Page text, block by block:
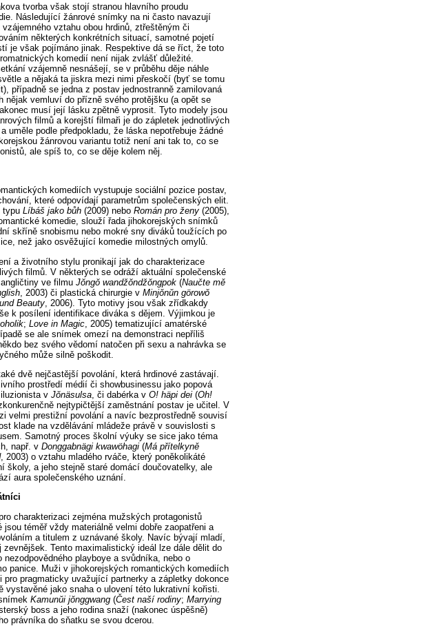
tvorba však stojí stranou hlavního proudu
Následující žánrové snímky na ni často navazují
vztahu obou hrdinů, ztřeštěným či
některých konkrétních situací, samotné pojetí
je však pojímáno jinak. Respektive dá se říct, že toto
komedií není nijak zvlášť důležité.
vzájemně nesnášejí, se v průběhu děje náhle
a nějaká ta jiskra mezi nimi přeskočí (byť se tomu
případně se jedna z postav jednostranně zamilovaná
nějak vemluví do přízně svého protějšku (a opět se
musí její lásku zpětně vyprosit. Tyto modely jsou
filmů a korejští filmaři je do zápletek jednotlivých
uměle podle předpokladu, že láska nepotřebuje žádné
žánrovou variantu totiž není ani tak to, co se
ale spíš to, co se děje kolem něj.
komediích vystupuje sociální pozice postav,
které odpovídají parametrům společenských elit.
typu Líbáš jako bůh (2009) nebo Román pro ženy (2005),
komedie, slouží řada jihokorejských snímků
skříně snobismu nebo mokré sny diváků toužících po
než jako osvěžující komedie milostných omylů.
a životního stylu pronikají jak do charakterizace
filmů. V některých se odráží aktuální společenské
ve filmu Jŏngŏ wandžŏndžŏngpok (Naučte mě
, 2003) či plastická chirurgie v Minjŏnŭn görowŏ
Beauty , 2006). Tyto motivy jsou však zřídkakdy
k posílení identifikace diváka s dějem. Výjimkou je
; Love in Magic , 2005) tematizující amatérské
se ale snímek omezí na demonstraci nepříliš
bez svého vědomí natočen při sexu a nahrávka se
může silně poškodit.
dvě nejčastější povolání, která hrdinové zastávají.
prostředí médií či showbusinessu jako popová
, iluzionista v Jŏnäsulsa , či dabérka v O! häpi dei (Oh!
nejtypičtější zaměstnání postav je učitel. V
velmi prestižní povolání a navíc bezprostředně souvisí
klade na vzdělávání mládeže právě v souvislosti s
Samotný proces školní výuky se sice jako téma
např. v Donggabnägi kwawöhagi (Má přítelkyně
, 2003) o vztahu mladého rváče, který poněkolikáté
školy, a jeho stejně staré domácí doučovatelky, ale
aura společenského uznání.
charakterizaci zejména mužských protagonistů
téměř vždy materiálně velmi dobře zaopatřeni a
a titulem z uznávané školy. Navíc bývají mladí,
Tento maximalistický ideál lze dále dělit do
playboye a svůdníka, nebo o
panice. Muži v jihokorejských romantických komediích
pro pragmaticky uvažující partnerky a zápletky dokonce
vystavěné jako snaha o ulovení této lukrativní kořisti.
Kamunŭi jŏnggwang (Čest naší rodiny; Marrying
boss a jeho rodina snaží (nakonec úspěšně)
právníka do sňatku se svou dcerou.